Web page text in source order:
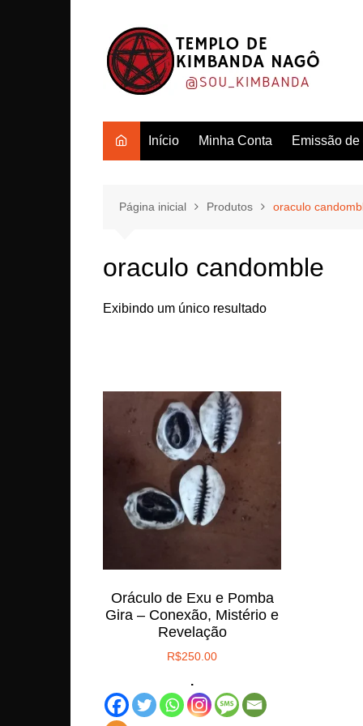
Início Minha Conta Emissão
Página inicial Produtos oraculo
oraculo candomble
Exibindo um único resultado
Oráculo de Exu e Pomba
Gira – Conexão, Mistério e
Revelação
R$250.00
.